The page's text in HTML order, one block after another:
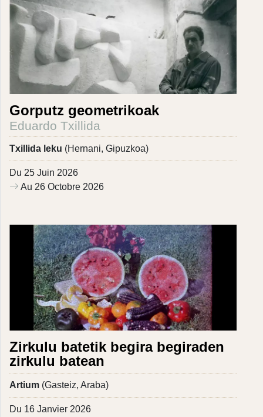
Gorputz geometrikoak
Eduardo Txillida
Txillida leku (Hernani, Gipuzkoa)
Du 25 Juin 2026
Au 26 Octobre 2026
Zirkulu batetik begira begiraden
zirkulu batean
Artium (Gasteiz, Araba)
Du 16 Janvier 2026